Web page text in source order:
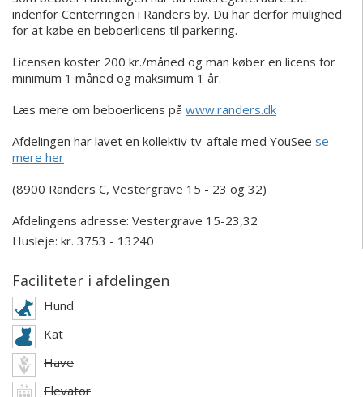
indenfor Centerringen i Randers by. Du har derfor mulighed
for at købe en beboerlicens til parkering.
Licensen koster 200 kr./måned og man køber en licens for
minimum 1 måned og maksimum 1 år.
Læs mere om beboerlicens på www.randers.dk
Afdelingen har lavet en kollektiv tv-aftale med YouSee se
mere her
(8900 Randers C, Vestergrave 15 - 23 og 32)
Afdelingens adresse: Vestergrave 15-23,32
Husleje: kr. 3753 - 13240
Faciliteter i afdelingen
Hund
Kat
Have
Elevator